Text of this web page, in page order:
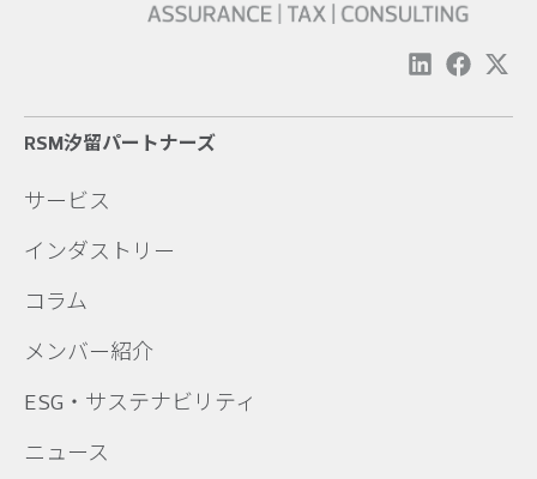
RSM汐留パートナーズ
サービス
インダストリー
コラム
メンバー紹介
ESG・サステナビリティ
ニュース